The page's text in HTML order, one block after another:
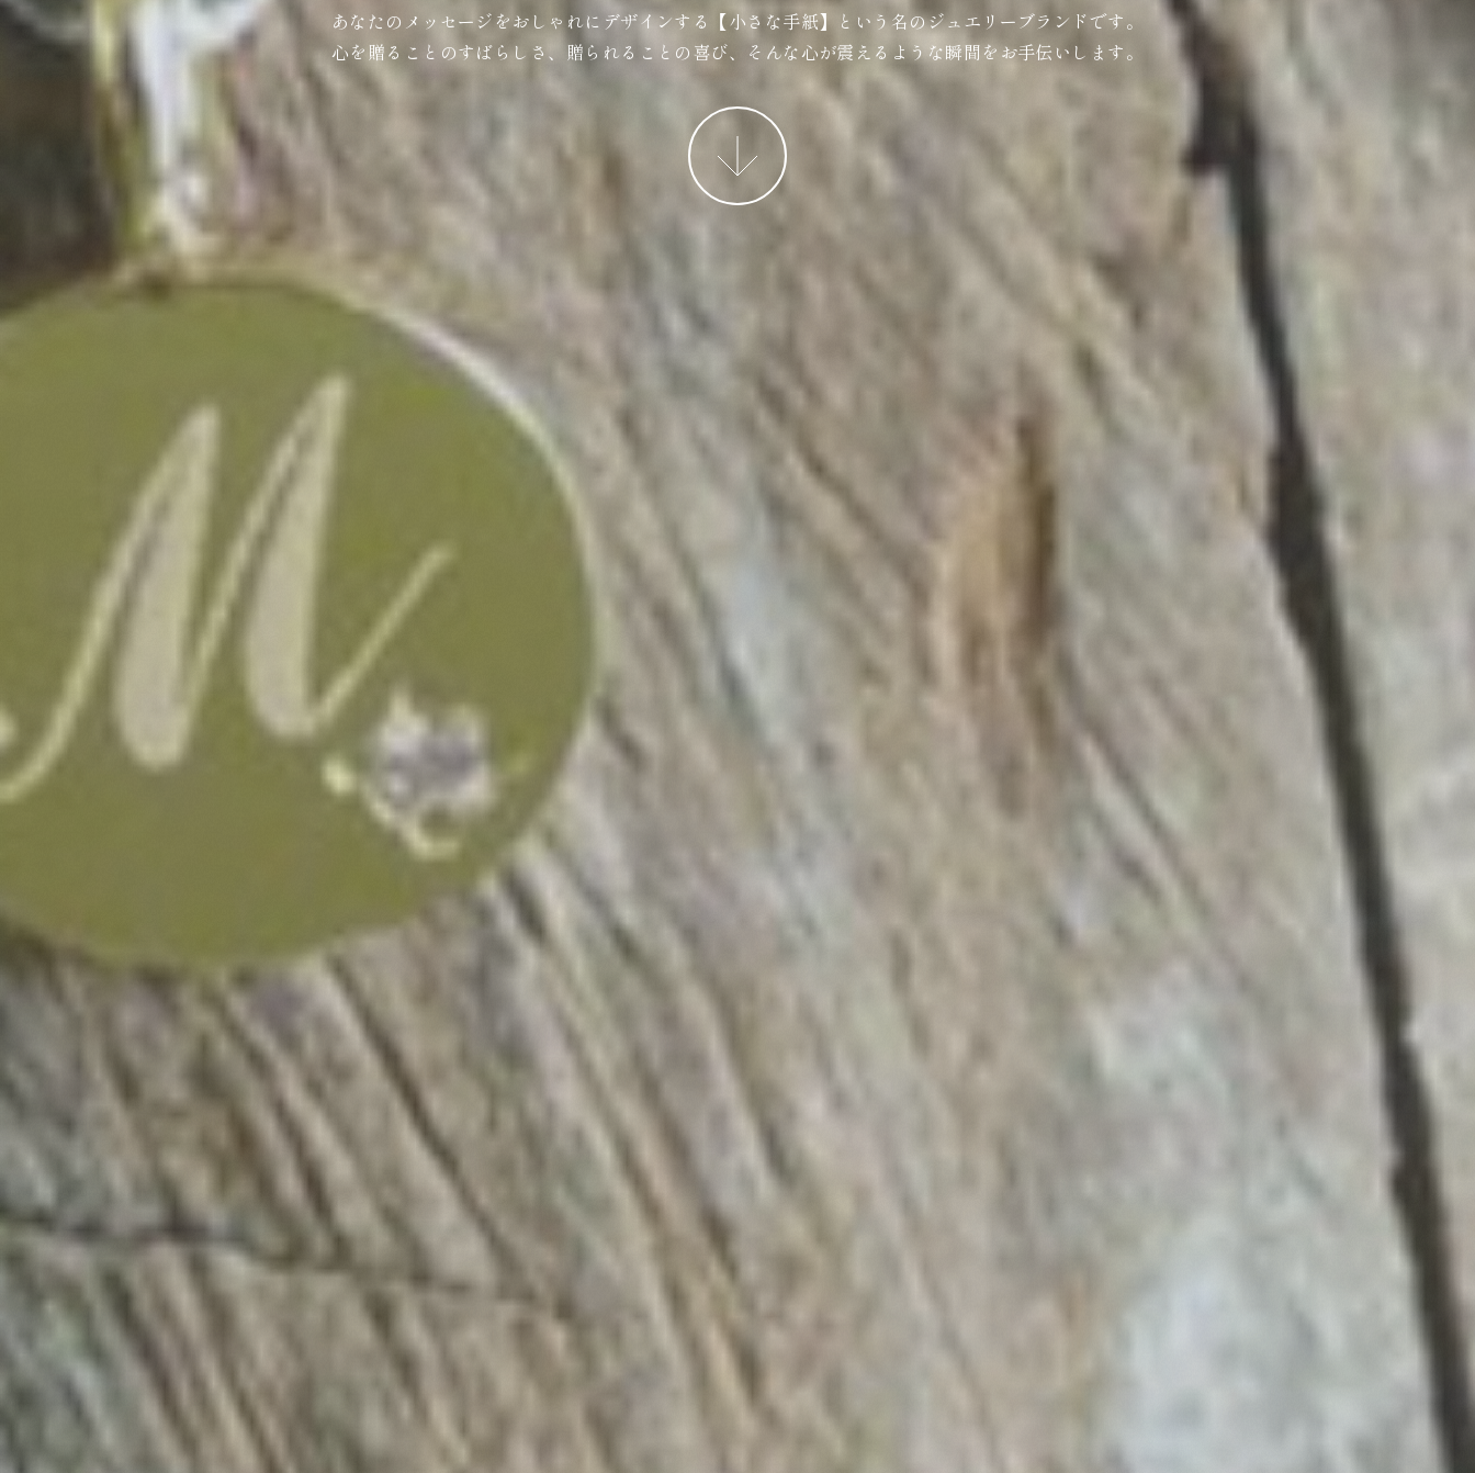
あなたのメッセージをおしゃれにデザインする【小さな手紙】という名のジュエリーブランドです。
心を贈ることのすばらしさ、贈られることの喜び、そんな心が震えるような瞬間をお手伝いします。
More